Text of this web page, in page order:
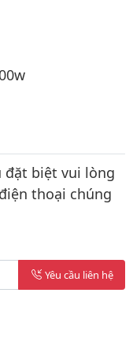
đặt biệt vui lòng
thoại chúng
Yêu cầu liên hệ